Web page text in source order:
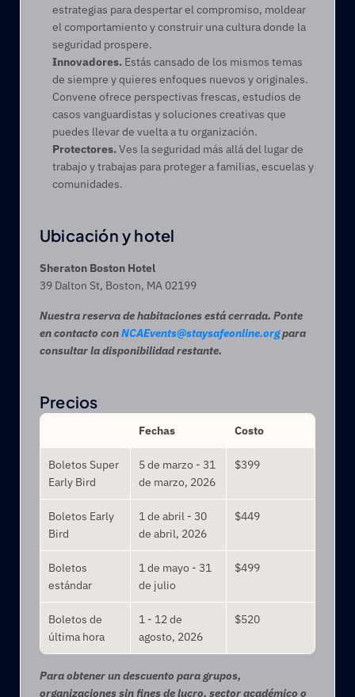
estrategias para despertar el compromiso, moldear
el comportamiento y construir una cultura donde la
seguridad prospere.
Innovadores. Estás cansado de los mismos temas
de siempre y quieres enfoques nuevos y originales.
Convene ofrece perspectivas frescas, estudios de
casos vanguardistas y soluciones creativas que
puedes llevar de vuelta a tu organización.
Protectores. Ves la seguridad más allá del lugar de
trabajo y trabajas para proteger a familias, escuelas y
comunidades.
Ubicación y hotel
Sheraton Boston Hotel
39 Dalton St, Boston, MA 02199
Nuestra reserva de habitaciones está cerrada. Ponte
en contacto con NCAEvents@staysafeonline.org para
consultar la disponibilidad restante.
Precios
Fechas Costo
Boletos Super
Early Bird
5 de marzo - 31
de marzo, 2026
$399
Boletos Early
Bird
1 de abril - 30
de abril, 2026
$449
Boletos
estándar
1 de mayo - 31
de julio
$499
Boletos de
última hora
1 - 12 de
agosto, 2026
$520
Para obtener un descuento para grupos,
organizaciones sin fines de lucro, sector académico o